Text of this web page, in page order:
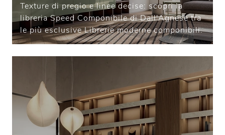
Texture di pregio e linee decise: scopri la
libreria Speed Componibile di Dall'Agnese tra
le più esclusive Librerie moderne componibili.